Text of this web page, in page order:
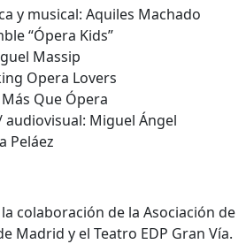
y musical: Aquiles Machado
“Ópera Kids”
Massip
Opera Lovers
Que Ópera
audiovisual: Miguel Ángel
Peláez
colaboración de la Asociación de
Madrid y el Teatro EDP Gran Vía.